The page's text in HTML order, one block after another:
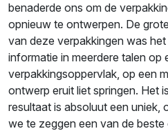
benaderde ons om de
opnieuw te ontwerpen. De
van deze verpakkingen was
informatie in meerdere talen op
verpakkingsoppervlak, op een
ontwerp eruit liet springen. Het
resultaat is absoluut een uniek,
we te zeggen een van de